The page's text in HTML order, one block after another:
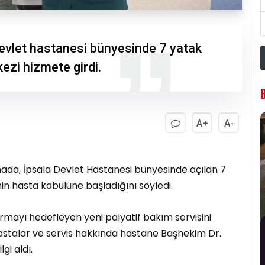
hastanesi bünyesinde 7 yatak
hizmete girdi.
A+ A-
İpsala Devlet Hastanesi bünyesinde açılan 7
kabulüne başladığını söyledi.
hedefleyen yeni palyatif bakım servisini
ve servis hakkında hastane Başhekim Dr.
aldı.